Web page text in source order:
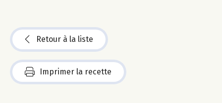
Retour à la liste
Imprimer la recette